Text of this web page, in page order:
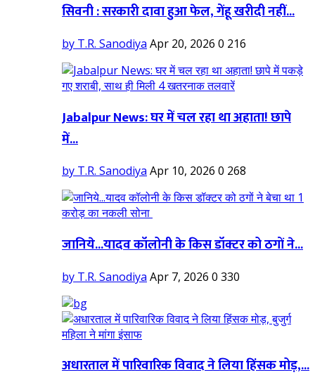
सिवनी : सरकारी दावा हुआ फेल, गेंहू खरीदी नहीं...
by T.R. Sanodiya Apr 20, 2026 0 216
Jabalpur News: घर में चल रहा था अहाता! छापे
में...
by T.R. Sanodiya Apr 10, 2026 0 268
जानिये...यादव कॉलोनी के किस डॉक्टर को ठगों ने...
by T.R. Sanodiya Apr 7, 2026 0 330
अधारताल में पारिवारिक विवाद ने लिया हिंसक मोड़,...